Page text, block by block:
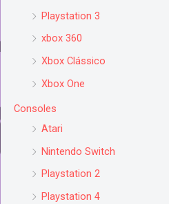
Playstation 3
xbox 360
Xbox Clássico
Xbox One
Consoles
Atari
Nintendo Switch
Playstation 2
Playstation 4